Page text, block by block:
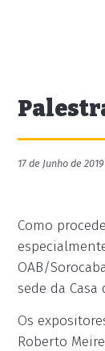
17 de Junho de
Como
OAB/
sede da Casa
Os
Roberto